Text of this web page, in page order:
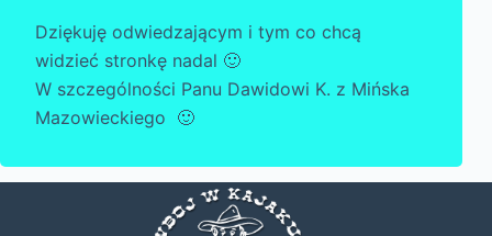
Dziękuję odwiedzającym i tym co chcą
widzieć stronkę nadal 🙂
W szczególności Panu Dawidowi K. z Mińska
Mazowieckiego 🙂